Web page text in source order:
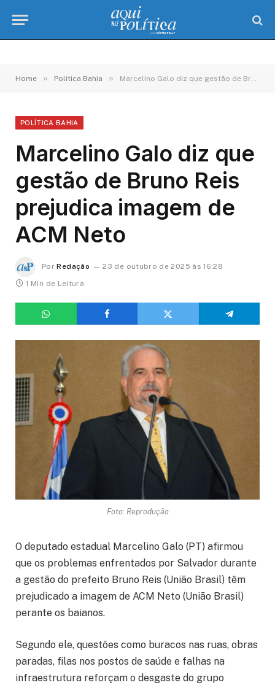
Home » Política Bahia » Marcelino Galo diz que gestão de Bruno Reis prejudica imagem de ACM Neto
POLÍTICA BAHIA
Marcelino Galo diz que
gestão de Bruno Reis
prejudica imagem de
ACM Neto
Por Redação
23 de outubro de 2025 às 16:28
1 Min de Leitura
Foto: Reprodução
O deputado estadual Marcelino Galo (PT) afirmou
que os problemas enfrentados por Salvador durante
a gestão do prefeito Bruno Reis (União Brasil) têm
prejudicado a imagem de ACM Neto (União Brasil)
perante os baianos.
Segundo ele, questões como buracos nas ruas, obras
paradas, filas nos postos de saúde e falhas na
infraestrutura reforçam o desgaste do grupo